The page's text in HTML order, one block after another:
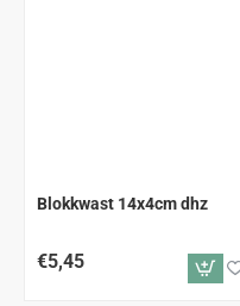
Blokkwast 14x4cm dhz
€5,45